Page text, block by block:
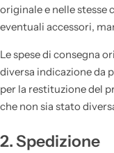
originale e nelle stesse
eventuali accessori,
Le spese di consegna
diversa indicazione da
per la restituzione del
che non sia stato
2. Spedizione